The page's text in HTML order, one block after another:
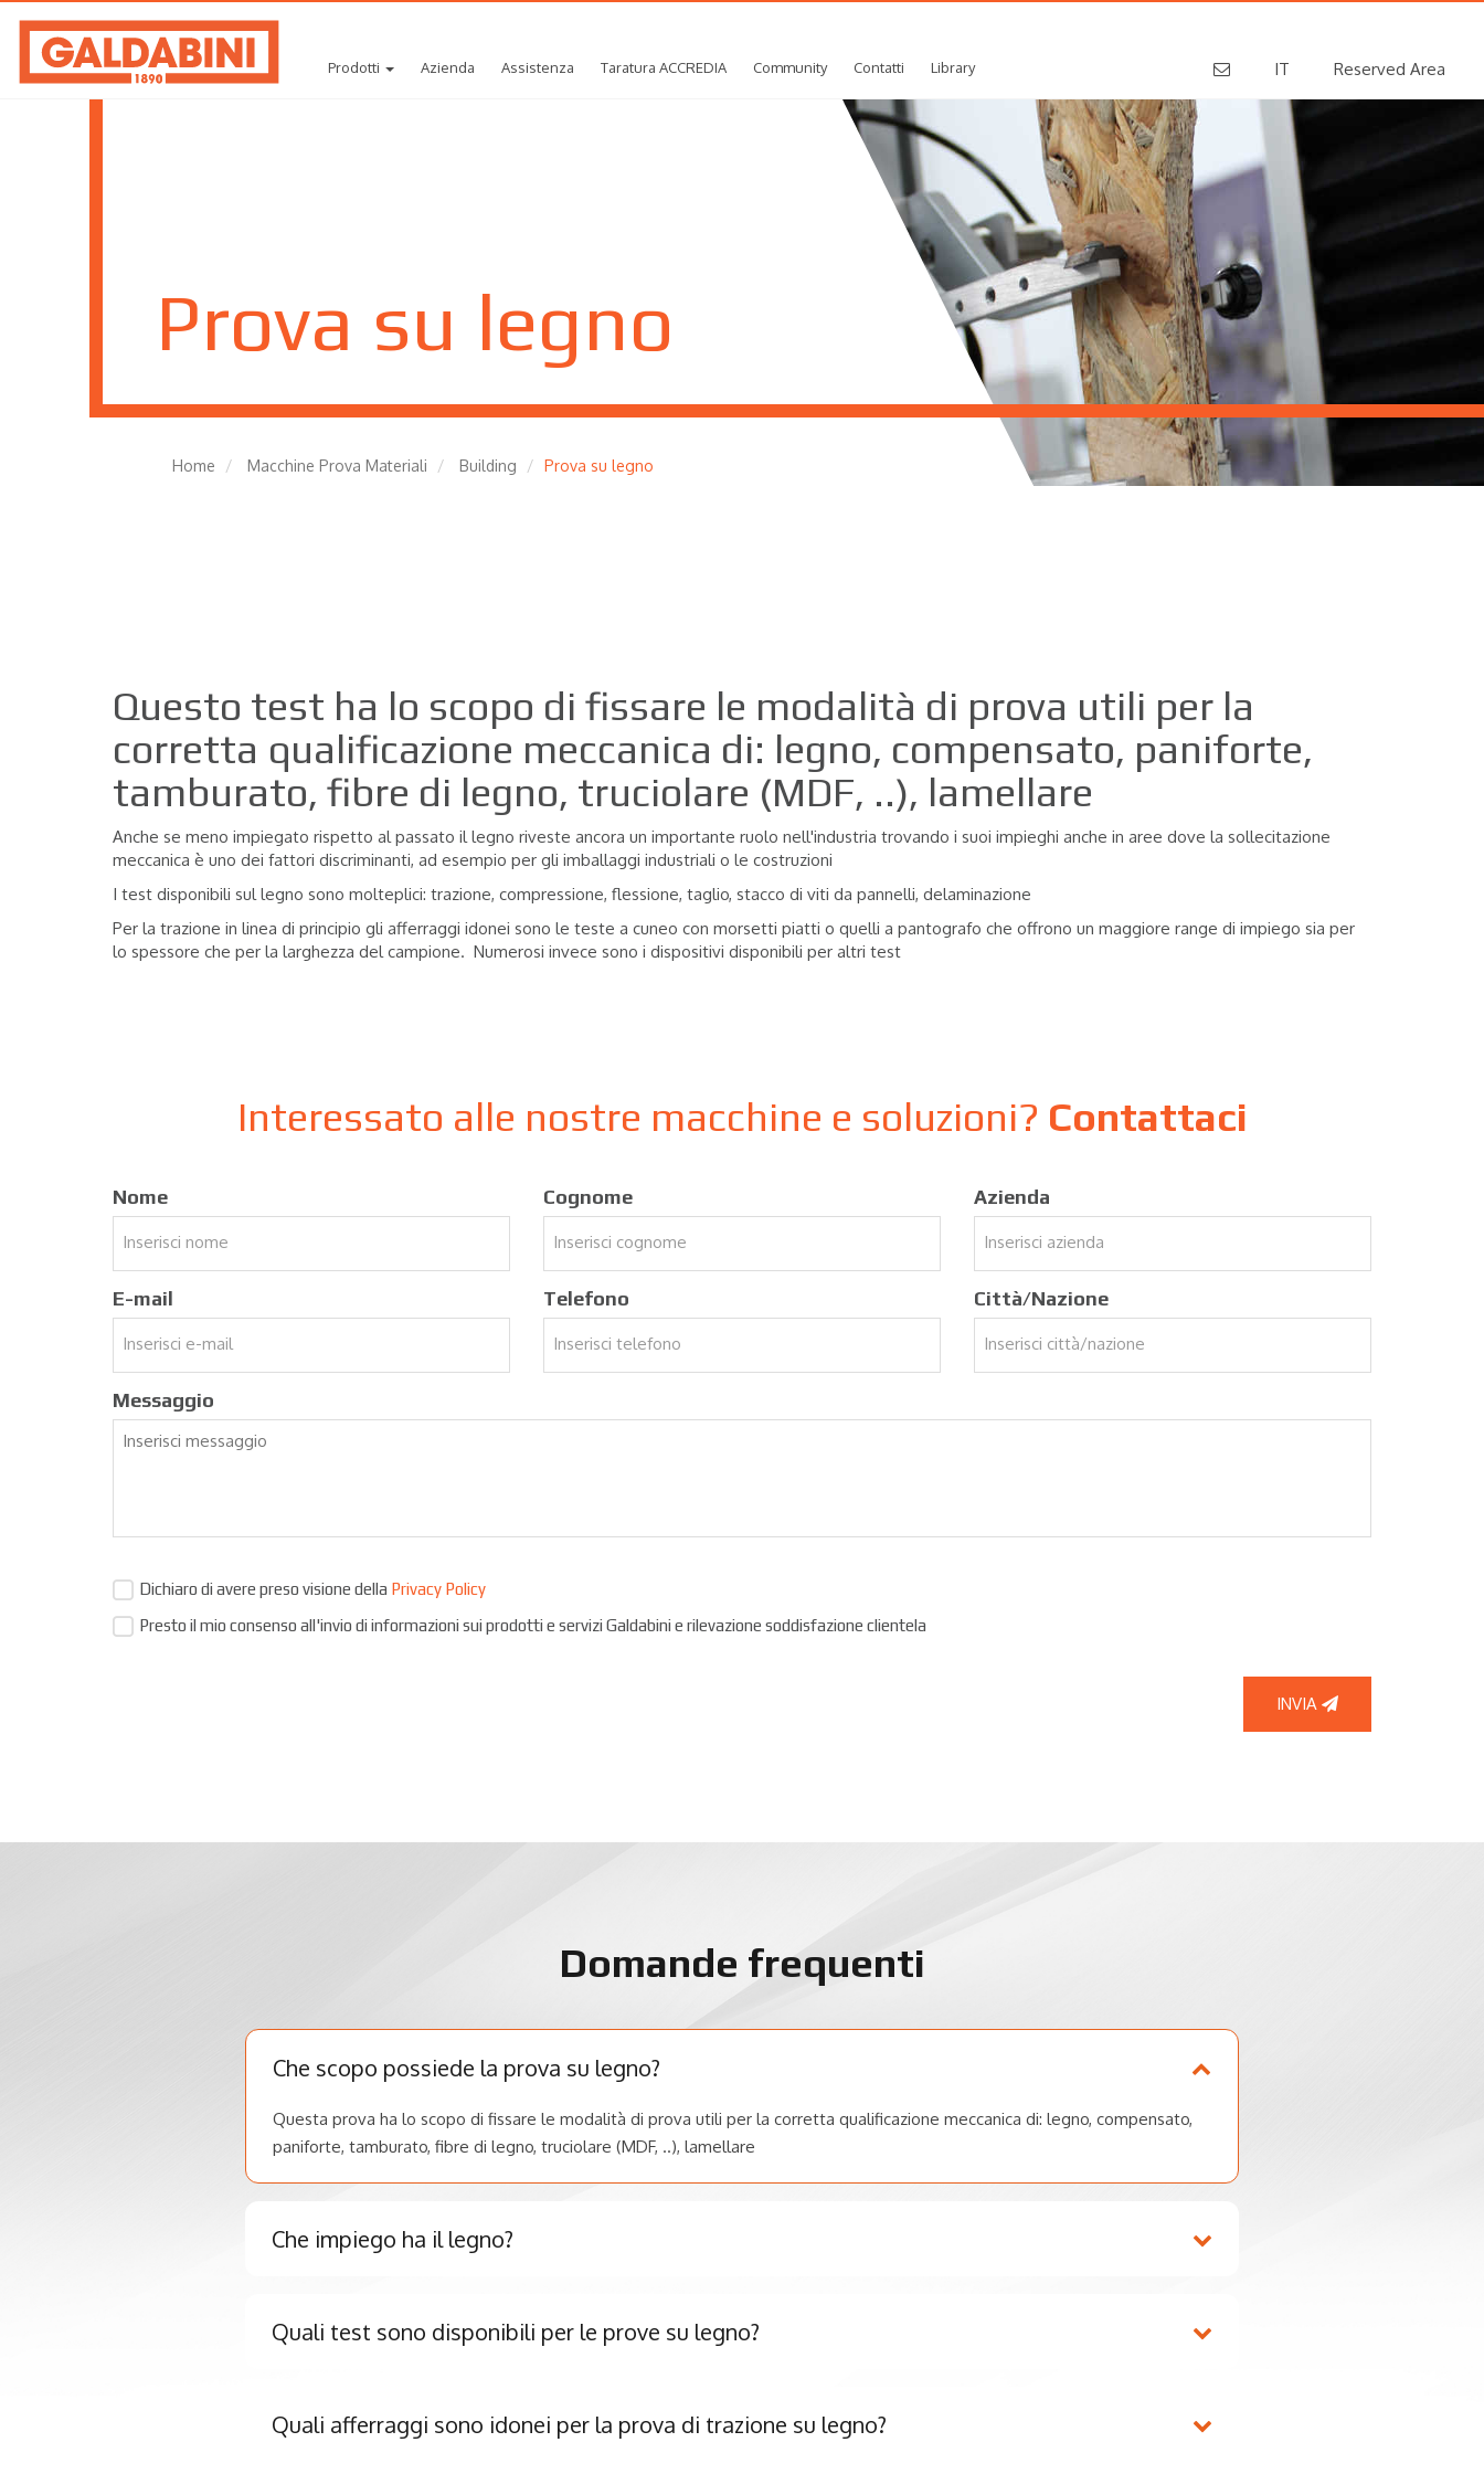
Prodotti Azienda Assistenza Taratura ACCREDIA Community Contatti Library IT Reserved Area
Prova su legno
Home Macchine Prova Materiali Building Prova su legno
Questo test ha lo scopo di fissare le modalità di prova utili per la
corretta qualificazione meccanica di: legno, compensato, paniforte,
tamburato, fibre di legno, truciolare (MDF, ..), lamellare
Anche se meno impiegato rispetto al passato il legno riveste ancora un importante ruolo nell'industria trovando i suoi impieghi anche in aree dove la sollecitazione
meccanica è uno dei fattori discriminanti, ad esempio per gli imballaggi industriali o le costruzioni
I test disponibili sul legno sono molteplici: trazione, compressione, flessione, taglio, stacco di viti da pannelli, delaminazione
Per la trazione in linea di principio gli afferraggi idonei sono le teste a cuneo con morsetti piatti o quelli a pantografo che offrono un maggiore range di impiego sia per
lo spessore che per la larghezza del campione. Numerosi invece sono i dispositivi disponibili per altri test
Interessato alle nostre macchine e soluzioni? Contattaci
Nome Cognome Azienda
E-mail Telefono Città/Nazione
Messaggio
Dichiaro di avere preso visione della Privacy Policy
Presto il mio consenso all'invio di informazioni sui prodotti e servizi Galdabini e rilevazione soddisfazione clientela
INVIA
Domande frequenti
Che scopo possiede la prova su legno?
Questa prova ha lo scopo di fissare le modalità di prova utili per la corretta qualificazione meccanica di: legno, compensato,
paniforte, tamburato, fibre di legno, truciolare (MDF, ..), lamellare
Che impiego ha il legno?
Quali test sono disponibili per le prove su legno?
Quali afferraggi sono idonei per la prova di trazione su legno?